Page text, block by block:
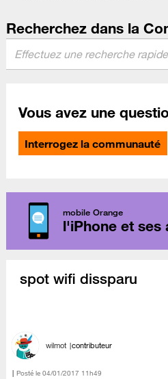
Recherchez dans la
Vous avez une
Interrogez la communauté
mobile Orange
l'iPhone et ses
spot wifi dissparu
wilmot contributeur
Posté le ‎04/01/2017 11h49